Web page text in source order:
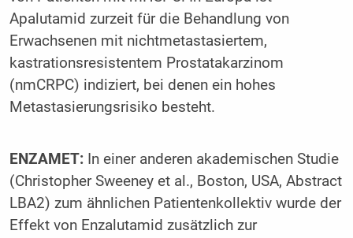
Apalutamid zurzeit für die Behandlung von
Erwachsenen mit nichtmetastasiertem,
kastrationsresistentem Prostatakarzinom
(nmCRPC) indiziert, bei denen ein hohes
Metastasierungsrisiko besteht.
ENZAMET:In einer anderen akademischen Studie
(Christopher Sweeney et al., Boston, USA, Abstract
LBA2) zum ähnlichen Patientenkollektiv wurde der
Effekt von Enzalutamid zusätzlich zur